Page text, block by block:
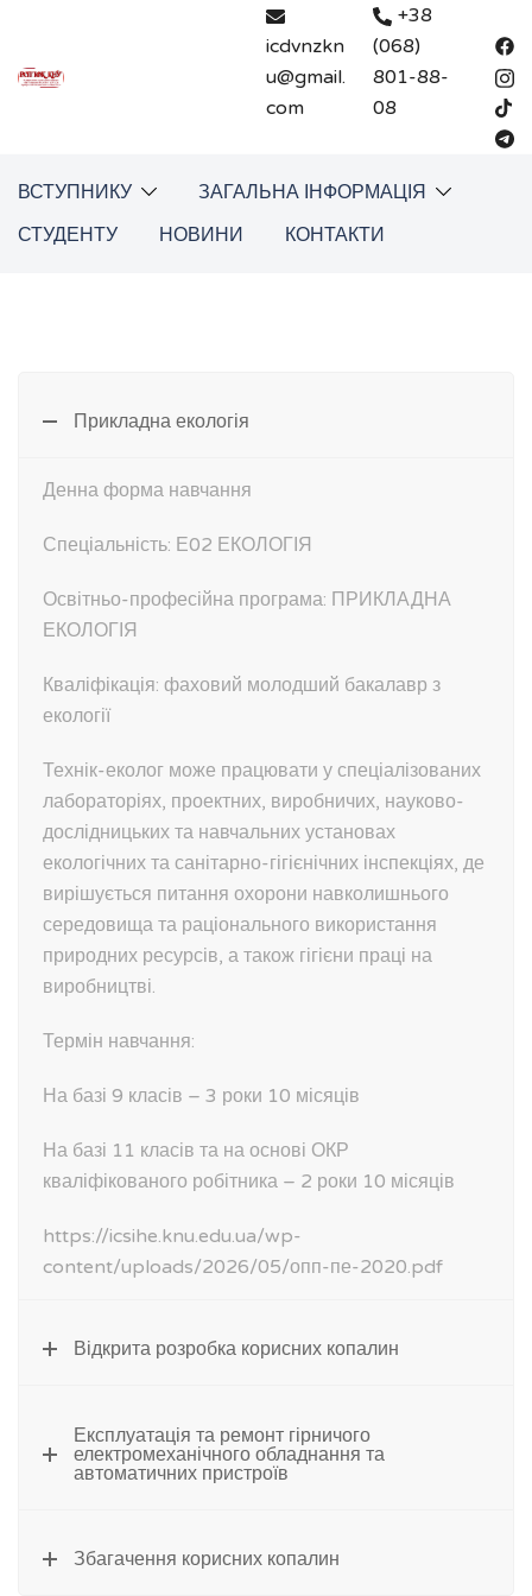
вмісту
icdvnzkn
u@gmail.
com
+38
(068)
801-88-
08
ВСТУПНИКУ
ЗАГАЛЬНА ІНФОРМАЦІЯ
СТУДЕНТУ
НОВИНИ КОНТАКТИ
Прикладна екологія
Денна форма навчання
Спеціальність: Е02 ЕКОЛОГІЯ
Освітньо-професійна програма: ПРИКЛАДНА
ЕКОЛОГІЯ
Кваліфікація: фаховий молодший бакалавр з
екології
Технік-еколог може працювати у спеціалізованих
лабораторіях, проектних, виробничих, науково-
дослідницьких та навчальних установах
екологічних та санітарно-гігієнічних інспекціях, де
вирішується питання охорони навколишнього
середовища та раціонального використання
природних ресурсів, а також гігієни праці на
виробництві.
Термін навчання:
На базі 9 класів – 3 роки 10 місяців
На базі 11 класів та на основі ОКР
кваліфікованого робітника – 2 роки 10 місяців
https://icsihe.knu.edu.ua/wp-
content/uploads/2026/05/опп-пе-2020.pdf
Відкрита розробка корисних копалин
Експлуатація та ремонт гірничого
електромеханічного обладнання та
автоматичних пристроїв
Збагачення корисних копалин